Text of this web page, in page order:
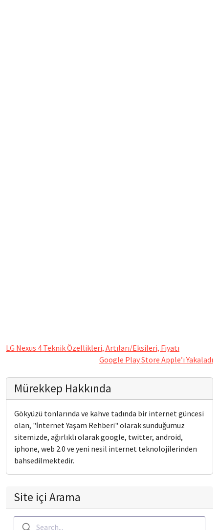
LG Nexus 4 Teknik Özellikleri, Artıları/Eksileri, Fiyatı
Google Play Store Apple’ı Yakaladı
Mürekkep Hakkında
Gökyüzü tonlarında ve kahve tadında bir internet güncesi
olan, "İnternet Yaşam Rehberi" olarak sunduğumuz
sitemizde, ağırlıklı olarak google, twitter, android,
iphone, web 2.0 ve yeni nesil internet teknolojilerinden
bahsedilmektedir.
Site içi Arama
Search...